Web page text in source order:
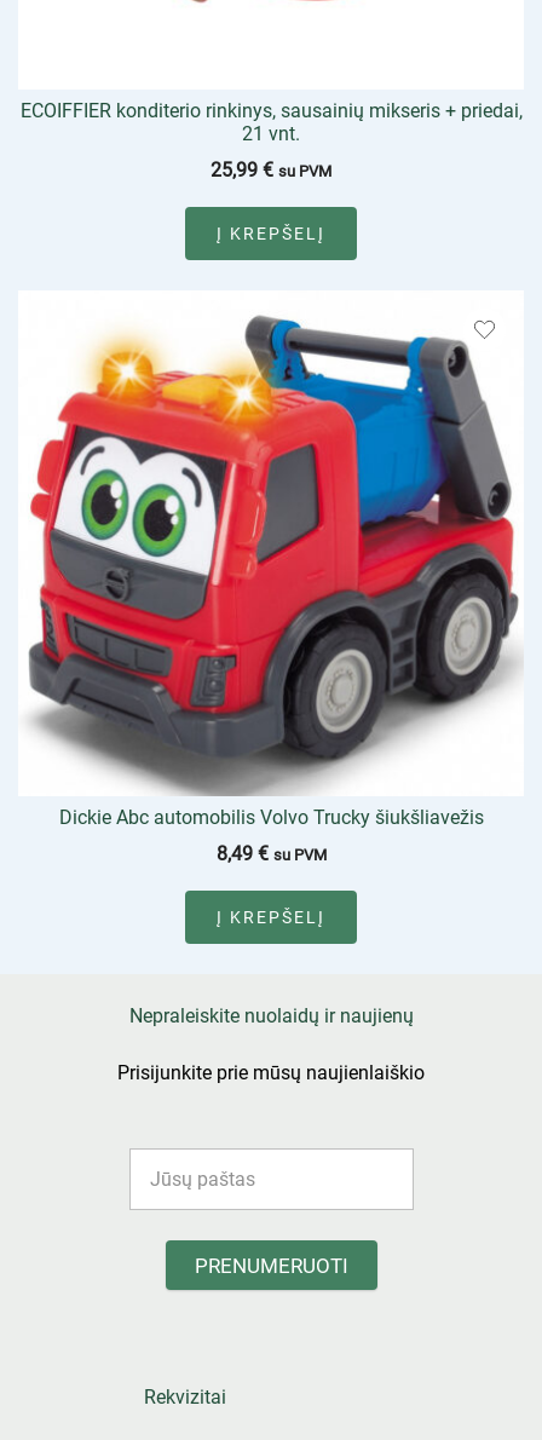
ECOIFFIER konditerio rinkinys, sausainių mikseris + priedai,
21 vnt.
25,99 € su PVM
Į KREPŠELĮ
Dickie Abc automobilis Volvo Trucky šiukšliavežis
8,49 € su PVM
Į KREPŠELĮ
Nepraleiskite nuolaidų ir naujienų
Prisijunkite prie mūsų naujienlaiškio
PRENUMERUOTI
Rekvizitai